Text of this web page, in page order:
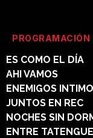
PROGRAMACIÓN
ES COMO EL DÍA
AHI VAMOS
ENEMIGOS
JUNTOS EN REC
NOCHES SIN
ENTRE